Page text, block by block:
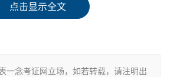
点击显示全文
一念考证网立场，如若转载，请注明出